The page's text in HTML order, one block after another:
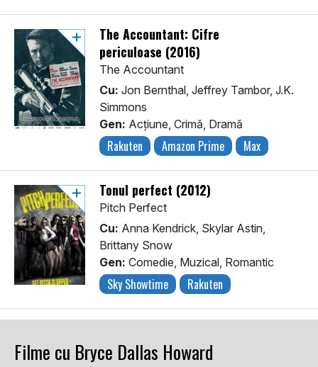
The Accountant: Cifre
periculoase (2016)
The Accountant
Cu: Jon Bernthal, Jeffrey Tambor, J.K.
Simmons
Gen: Acţiune, Crimă, Dramă
Rakuten Amazon Prime Max
Tonul perfect (2012)
Pitch Perfect
Cu: Anna Kendrick, Skylar Astin,
Brittany Snow
Gen: Comedie, Muzical, Romantic
Sky Showtime Rakuten
Filme cu Bryce Dallas Howard